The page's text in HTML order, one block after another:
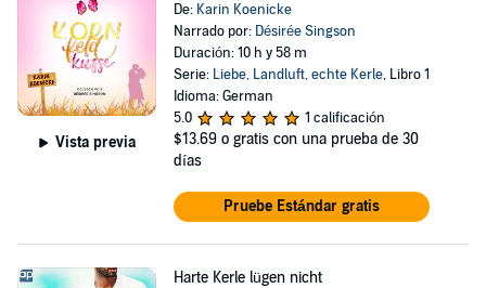
Vista previa
De: Karin Koenicke
Narrado por: Désirée Singson
Duración: 10 h y 58 m
Serie: Liebe, Landluft, echte Kerle, Libro 1
Idioma: German
5.0
1 calificación
$13.69 o gratis con una prueba de 30
días
Pruebe Estándar gratis
Harte Kerle lügen nicht